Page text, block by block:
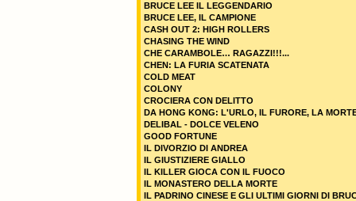
BRUCE LEE IL LEGGENDARIO
BRUCE LEE, IL CAMPIONE
CASH OUT 2: HIGH ROLLERS
CHASING THE WIND
CHE CARAMBOLE… RAGAZZI!!!...
CHEN: LA FURIA SCATENATA
COLD MEAT
COLONY
CROCIERA CON DELITTO
DA HONG KONG: L'URLO, IL FURORE, LA
DELIBAL - DOLCE VELENO
GOOD FORTUNE
IL DIVORZIO DI ANDREA
IL GIUSTIZIERE GIALLO
IL KILLER GIOCA CON IL FUOCO
IL MONASTERO DELLA MORTE
IL PADRINO CINESE E GLI ULTIMI GIORNI DI